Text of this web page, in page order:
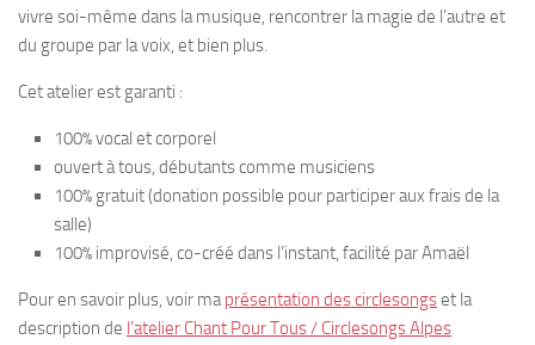
vivre soi-même dans la musique, rencontrer la magie de l’autre et
du groupe par la voix, et bien plus.
Cet atelier est garanti :
100% vocal et corporel
ouvert à tous, débutants comme musiciens
100% gratuit (donation possible pour participer aux frais de la
salle)
100% improvisé, co-créé dans l’instant, facilité par Amaël
Pour en savoir plus, voir maprésentation des circlesongset la
description de l’atelier Chant Pour Tous / Circlesongs Alpes